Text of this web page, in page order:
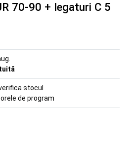
70-90 + legaturi C 5
stocul
de program